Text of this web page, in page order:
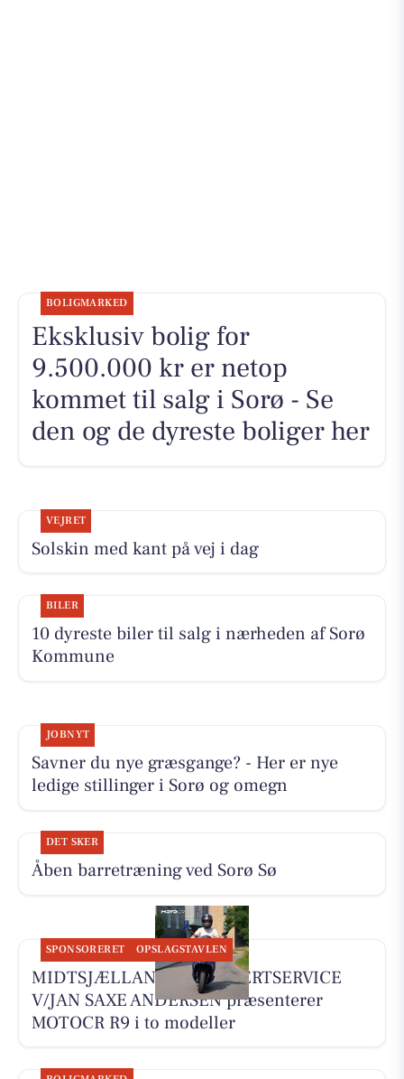
BOLIGMARKED
Eksklusiv bolig for
9.500.000 kr er netop
kommet til salg i Sorø - Se
den og de dyreste boliger her
VEJRET
Solskin med kant på vej i dag
BILER
10 dyreste biler til salg i nærheden af Sorø
Kommune
JOBNYT
Savner du nye græsgange? - Her er nye
ledige stillinger i Sorø og omegn
DET SKER
Åben barretræning ved Sorø Sø
SPONSORERET OPSLAGSTAVLEN
MIDTSJÆLLANDS KNALLERTSERVICE
V/JAN SAXE ANDERSEN præsenterer
MOTOCR R9 i to modeller